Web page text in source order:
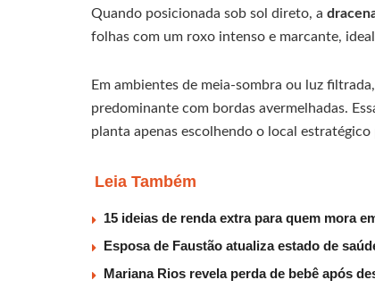
Quando posicionada sob sol direto, a
folhas com um roxo intenso e marcante,
Em ambientes de meia-sombra ou luz
predominante com bordas avermelhadas.
planta apenas escolhendo o local
Leia Também
15 ideias de renda extra para quem mora
Esposa de Faustão atualiza estado de
Mariana Rios revela perda de bebê após